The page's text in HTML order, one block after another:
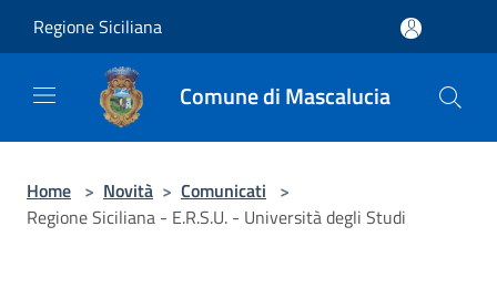
Regione Siciliana
Comune di Mascalucia
Home > Novità > Comunicati >
Regione Siciliana - E.R.S.U. - Università degli Studi